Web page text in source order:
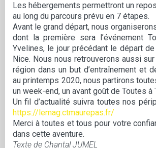
Les hébergements permettront un
au long du parcours prévu en 7 étapes.
Avant le grand départ, nous
dont la première sera l’événement
Yvelines, le jour précédant le départ
Nice. Nous nous retrouverons aussi
région dans un but d’entraînement et
au printemps 2020, nous partirons
un week-end, un avant goût de Toutes à
Un fil d’actualité suivra toutes nos
https://lemag.ctmaurepas.fr/
Merci à toutes et tous pour votre
dans cette aventure.
Texte de Chantal JUMEL